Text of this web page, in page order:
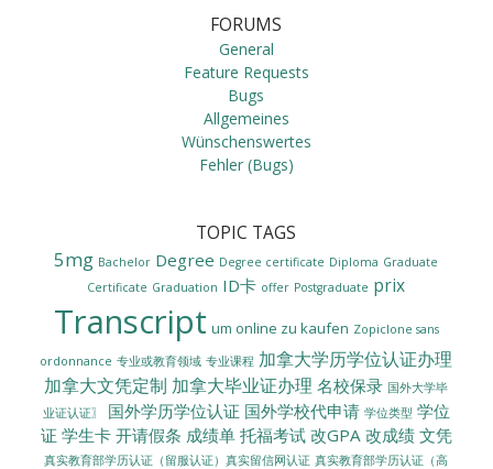
FORUMS
General
Feature Requests
Bugs
Allgemeines
Wünschenswertes
Fehler (Bugs)
TOPIC TAGS
5mg Bachelor Degree Degree certificate Diploma Graduate
Certificate Graduation ID卡 offer Postgraduate prix
Transcript um online zu kaufen Zopiclone sans
ordonnance 专业或教育领域 专业课程 加拿大学历学位认证办理
加拿大文凭定制 加拿大毕业证办理 名校保录 国外大学毕
业证认证〗
国外学历学位认证 国外学校代申请 学位类型 学位
证 学生卡 开请假条 成绩单 托福考试 改GPA 改成绩 文凭
真实教育部学历认证（留服认证）真实留信网认证 真实教育部学历认证（高